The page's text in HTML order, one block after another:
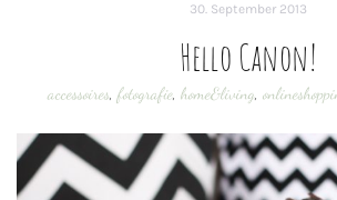
30. September 2013
Hello Canon!
accessoires, fotografie, home&living,